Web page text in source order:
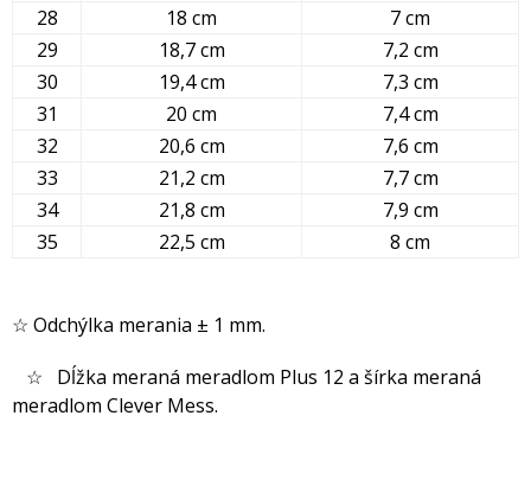
28
18 cm
7 cm
29
18,7 cm
7,2 cm
30
19,4 cm
7,3 cm
31
20 cm
7,4 cm
32
20,6 cm
7,6 cm
33
21,2 cm
7,7 cm
34
21,8 cm
7,9 cm
35
22,5 cm 8 cm
☆ Odchýlka merania ± 1 mm.
☆ Dĺžka meraná meradlom Plus 12 a šírka meraná
meradlom Clever Mess.